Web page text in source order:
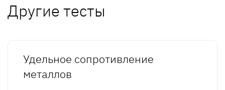
Другие тесты
Удельное сопротивление
металлов